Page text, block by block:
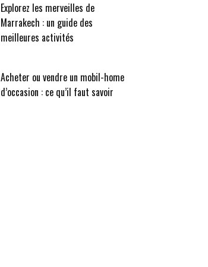
Explorez les merveilles de
Marrakech : un guide des
meilleures activités
Acheter ou vendre un mobil-home
d’occasion : ce qu’il faut savoir